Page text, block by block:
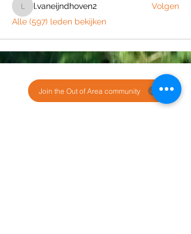
l.vaneijndhoven2
l.vaneijndhoven2
Volgen
Alle (597) leden bekijken
Join the Out of Area community